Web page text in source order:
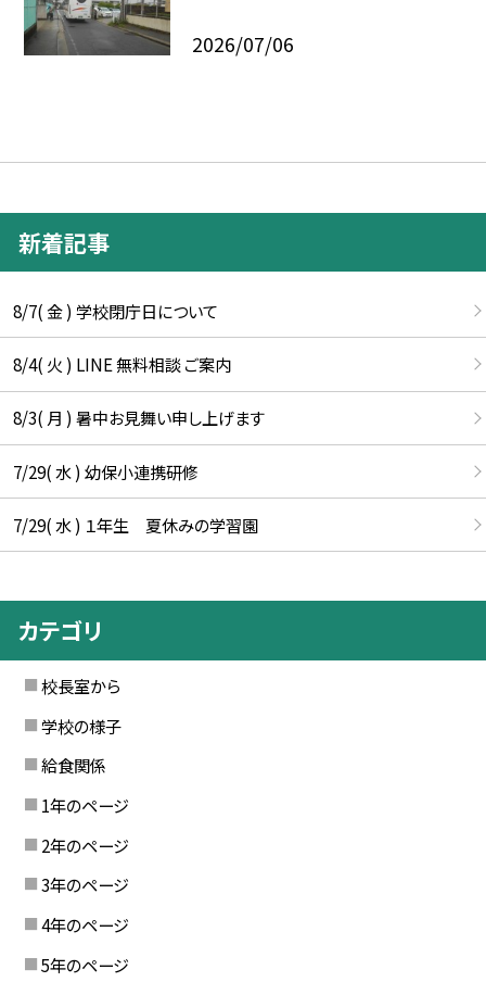
2026/07/06
新着記事
8/7( 金 ) 学校閉庁日について
8/4( 火 ) LINE 無料相談 ご案内
8/3( 月 ) 暑中お見舞い申し上げます
7/29( 水 ) 幼保小連携研修
7/29( 水 ) １年生 夏休みの学習園
カテゴリ
校長室から
学校の様子
給食関係
1年のページ
2年のページ
3年のページ
4年のページ
5年のページ